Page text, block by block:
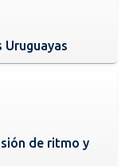
Uruguayas
de ritmo y